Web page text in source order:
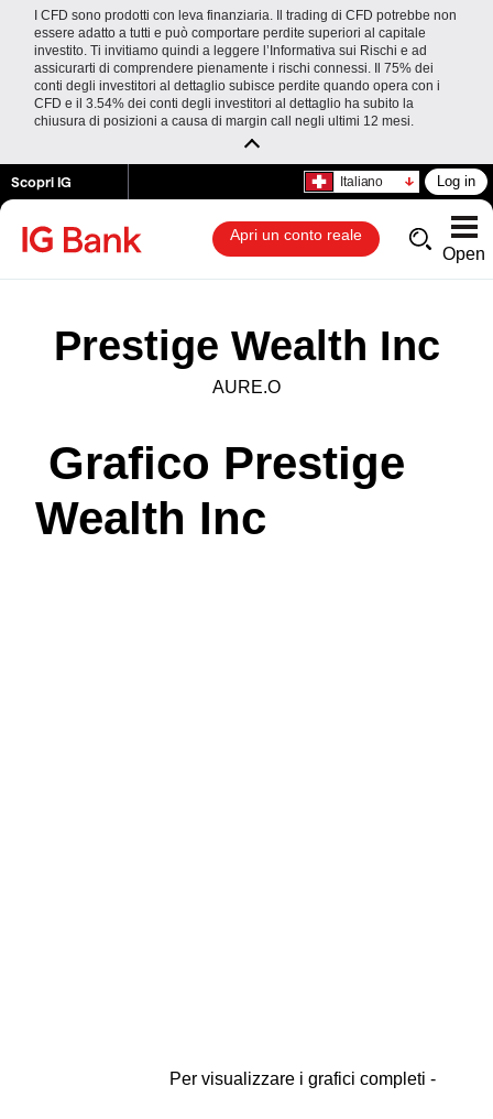
I CFD sono prodotti con leva finanziaria. Il trading di CFD potrebbe non
essere adatto a tutti e può comportare perdite superiori al capitale
investito. Ti invitiamo quindi a leggere l’Informativa sui Rischi e ad
assicurarti di comprendere pienamente i rischi connessi. Il 75% dei
conti degli investitori al dettaglio subisce perdite quando opera con i
CFD e il 3.54% dei conti degli investitori al dettaglio ha subito la
chiusura di posizioni a causa di margin call negli ultimi 12 mesi.
Scopri IG Italiano Log in
Open
Apri un conto reale
Prestige Wealth Inc
AURE.O
Grafico Prestige
Wealth Inc
Per visualizzare i grafici completi -